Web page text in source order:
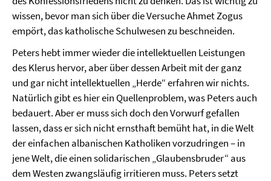
wissen, bevor man sich über die Versuche Ahmet Zogus
empört, das katholische Schulwesen zu beschneiden.
Peters hebt immer wieder die intellektuellen Leistungen
des Klerus hervor, aber über dessen Arbeit mit der ganz
und gar nicht intellektuellen „Herde“ erfahren wir nichts.
Natürlich gibt es hier ein Quellenproblem, was Peters auch
bedauert. Aber er muss sich doch den Vorwurf gefallen
lassen, dass er sich nicht ernsthaft bemüht hat, in die Welt
der einfachen albanischen Katholiken vorzudringen – in
jene Welt, die einen solidarischen „Glaubensbruder“ aus
dem Westen zwangsläufig irritieren muss. Peters setzt